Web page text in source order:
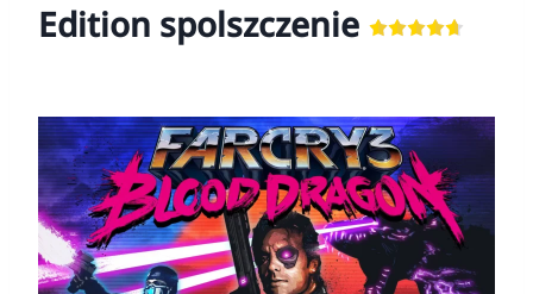
Edition spolszczenie